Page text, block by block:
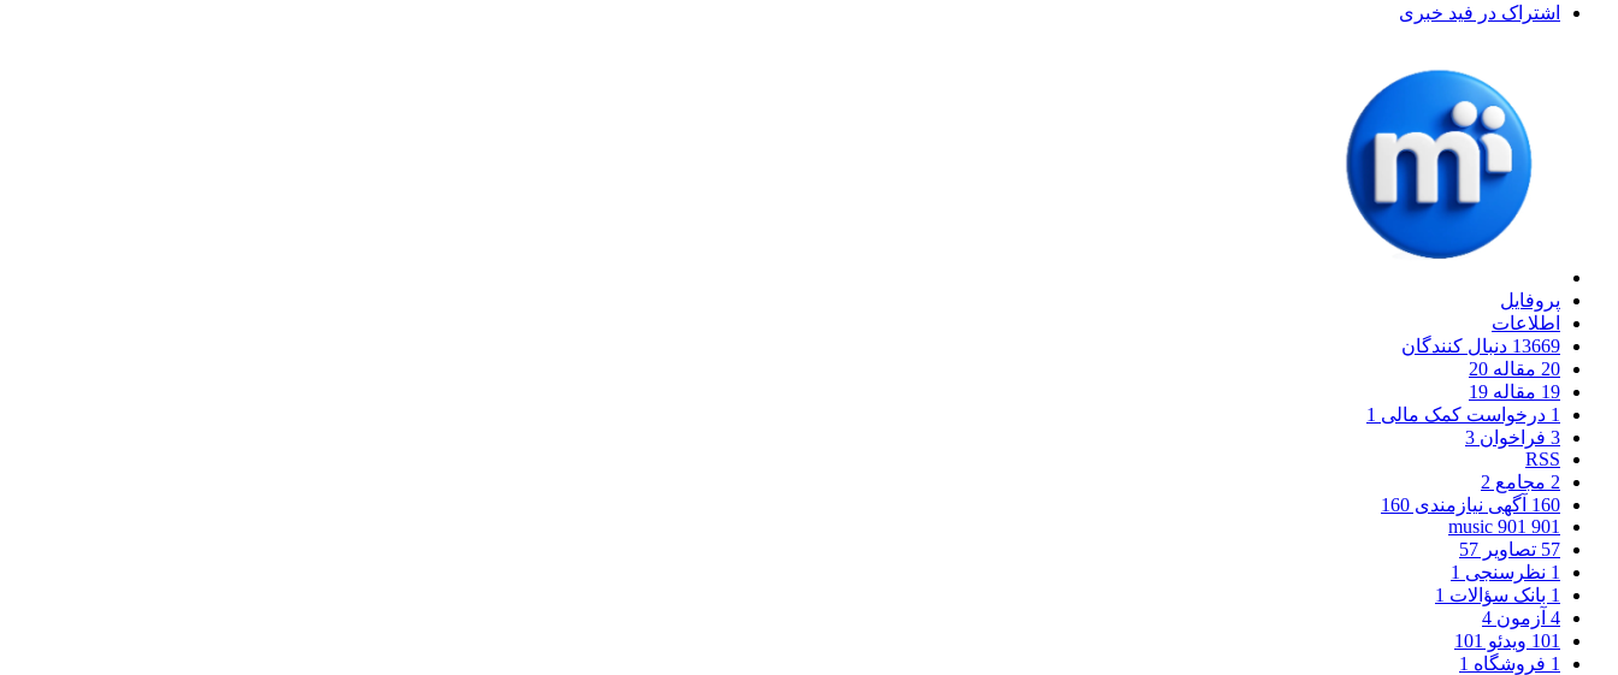
اشتراک در فید خبری
پروفایل
اطلاعات
13669 دنبال کنندگان
20 مقاله 20
19 مقاله 19
1 درخواست کمک مالی 1
3 فراخوان‌ 3
RSS
2 مجامع 2
160 آگهی نیازمندی 160
901
901
57 تصاویر 57
1 نظرسنجی 1
1 بانک سؤالات 1
4 آزمون 4
101 ویدئو 101
1 فروشگاه 1